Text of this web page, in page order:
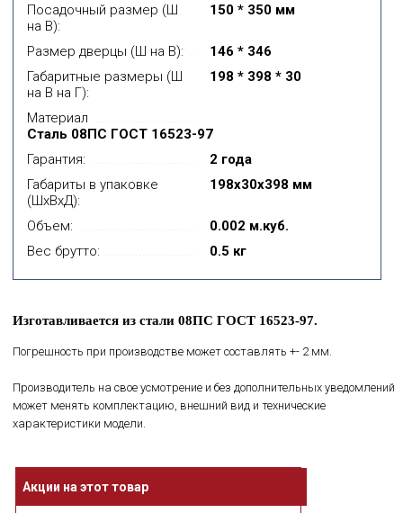
Посадочный размер (Ш
на В):
150 * 350 мм
Размер дверцы (Ш на В):
146 * 346
Габаритные размеры (Ш
на В на Г):
198 * 398 * 30
Материал
Сталь 08ПС ГОСТ 16523-97
Гарантия:
2 года
Габариты в упаковке
(ШхВхД):
198x30x398 мм
Объем:
0.002 м.куб.
Вес брутто:
0.5 кг
Изготавливается из стали 08ПС ГОСТ 16523-97.
Погрешность при производстве может составлять +- 2 мм.
Производитель на свое усмотрение и без дополнительных уведомлений
может менять комплектацию, внешний вид и технические
характеристики модели.
Акции на этот товар